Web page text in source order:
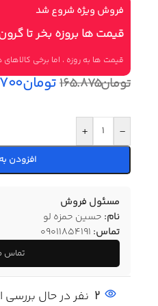
فروش ویژه شروع شد
قیمت ها بروزه بخر تا
قیمت ها به روزه ، اما برخی
تومان۱۶۵.۸۷۵تومان
-
+
افزودن
مسئول فروش
نام: حسین حمزه لو
تماس: 09011854191
تماس
2 نفر در حال